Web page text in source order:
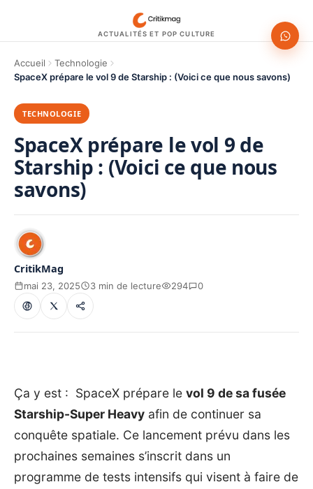
ACTUALITÉS ET POP CULTURE
Accueil
Technologie
SpaceX prépare le vol 9 de Starship : (Voici ce que nous savons)
TECHNOLOGIE
SpaceX prépare le vol 9 de
Starship : (Voici ce que nous
savons)
CritikMag
mai 23, 2025 3 min de lecture 294 0
Ça y est : SpaceX prépare le vol 9 de sa fusée
Starship-Super Heavy afin de continuer sa
conquête spatiale. Ce lancement prévu dans les
prochaines semaines s’inscrit dans un
programme de tests intensifs qui visent à faire de